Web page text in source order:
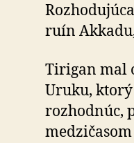
ruín
Tirigan mal
Uruku, ktorý
rozhodnúc,